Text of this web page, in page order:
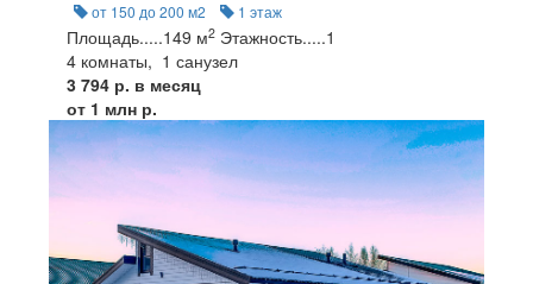
от 150 до 200 м2
1 этаж
Площадь.....149 м2 Этажность.....1
4 комнаты, 1 санузел
3 794 р. в месяц
от 1 млн р.